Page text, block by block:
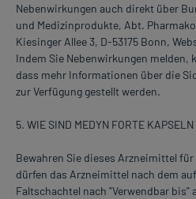
Nebenwirkungen auch direkt über
und Medizinprodukte, Abt.
Kiesinger Allee 3, D-53175 Bonn,
Indem Sie Nebenwirkungen melden,
dass mehr Informationen über die
zur Verfügung gestellt werden.
5. WIE SIND MEDYN FORTE
Bewahren Sie dieses Arzneimittel
dürfen das Arzneimittel nach dem
Faltschachtel nach "Verwendbar bis"